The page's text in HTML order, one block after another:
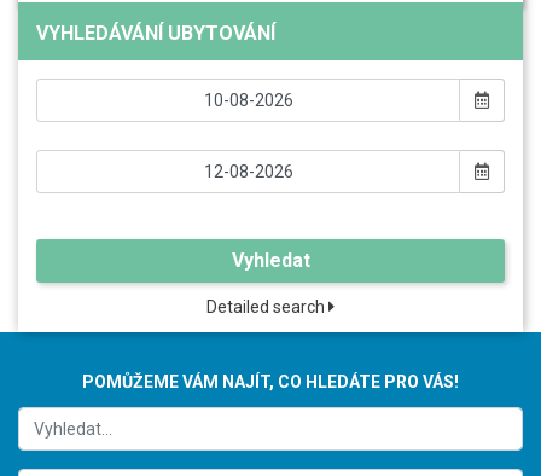
VYHLEDÁVÁNÍ UBYTOVÁNÍ
Vyhledat
Detailed search
POMŮŽEME VÁM NAJÍT, CO HLEDÁTE PRO VÁS!